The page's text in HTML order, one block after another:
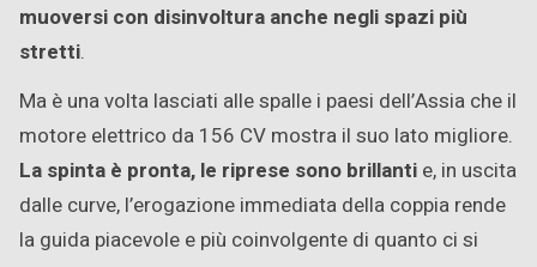
muoversi con disinvoltura anche negli spazi più
stretti.
Ma è una volta lasciati alle spalle i paesi dell’Assia che il
motore elettrico da 156 CV mostra il suo lato migliore.
La spinta è pronta, le riprese sono brillanti e, in uscita
dalle curve, l’erogazione immediata della coppia rende
la guida piacevole e più coinvolgente di quanto ci si